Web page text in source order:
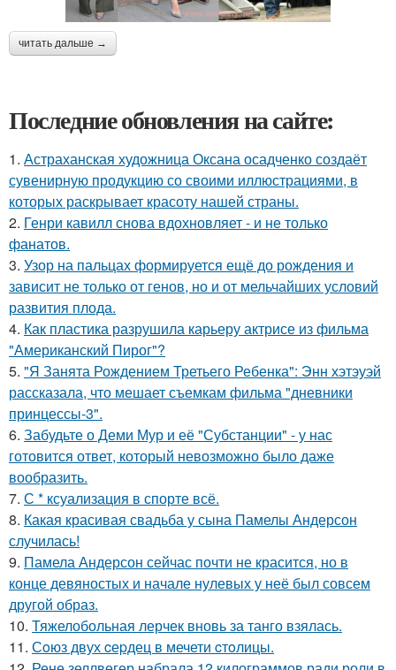
читать дальше →
Последние обновления на сайте:
1. Астраханская художница Оксана осадченко создаёт
сувенирную продукцию со своими иллюстрациями, в
которых раскрывает красоту нашей страны.
2. Генри кавилл снова вдохновляет - и не только
фанатов.
3. Узор на пальцах формируется ещё до рождения и
зависит не только от генов, но и от мельчайших условий
развития плода.
4. Как пластика разрушила карьеру актрисе из фильма
"Американский Пирог"?
5. "Я Занята Рождением Третьего Ребенка": Энн хэтэуэй
рассказала, что мешает съемкам фильма "дневники
принцессы-3".
6. Забудьте о Деми Мур и её "Субстанции" - у нас
готовится ответ, который невозможно было даже
вообразить.
7. С * ксуализация в спорте всё.
8. Какая красивая свадьба у сына Памелы Андерсон
случилась!
9. Памела Андерсон сейчас почти не красится, но в
конце девяностых и начале нулевых у неё был совсем
другой образ.
10. Тяжелобольная лерчек вновь за танго взялась.
11. Сoюз двух cеpдец в мечети cтoлицы.